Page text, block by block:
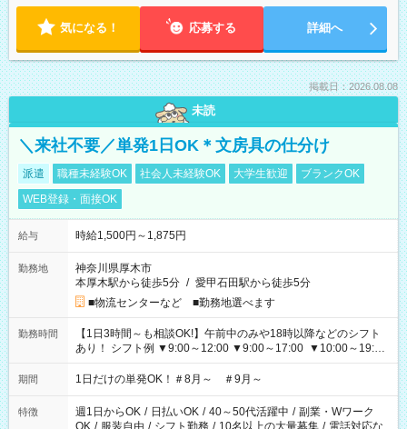
気になる！ 応募する 詳細へ
掲載日：2026.08.08
未読
＼来社不要／単発1日OK＊文房具の仕分け
派遣 職種未経験OK 社会人未経験OK 大学生歓迎
ブランクOK
WEB登録・面接OK
給与 時給1,500円～1,875円
勤務地
神奈川県厚木市
本厚木駅から徒歩5分 / 愛甲石田駅から徒歩5分
■物流センターなど ■勤務地選べます
勤務時間
【1日3時間～も相談OK!】午前中のみや18時以降などのシフト
あり！ シフト例 ▼9:00～12:00 ▼9:00～17:00 ▼10:00～19:00
▼18:00～21:00
期間 1日だけの単発OK！＃8月～ ＃9月～
特徴 週1日からOK / 日払いOK / 40～50代活躍中 / 副業・Wワーク
OK / 服装自由 / シフト勤務 / 10名以上の大量募集 / 電話対応な